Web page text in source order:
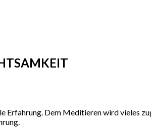
Erfahrung. Dem Meditieren wird vieles